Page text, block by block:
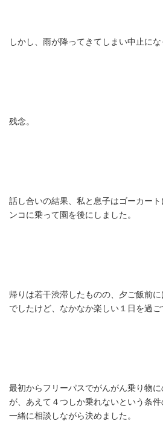
しかし、雨が降ってきてしまい中止にな
残念。
話し合いの結果、私と息子はゴーカー
ンコに乗って園を後にしました。
帰りは若干渋滞したものの、夕ご飯前
でしたけど、なかなか楽しい１日を過ご
最初からフリーパスでがんがん乗り物
が、あえて４つしか乗れないという条
一緒に相談しながら決めました。